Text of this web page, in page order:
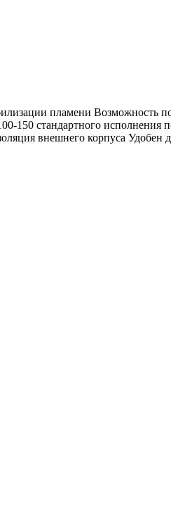
пламени Возможность
150 стандартного исполнения
внешнего корпуса Удобен